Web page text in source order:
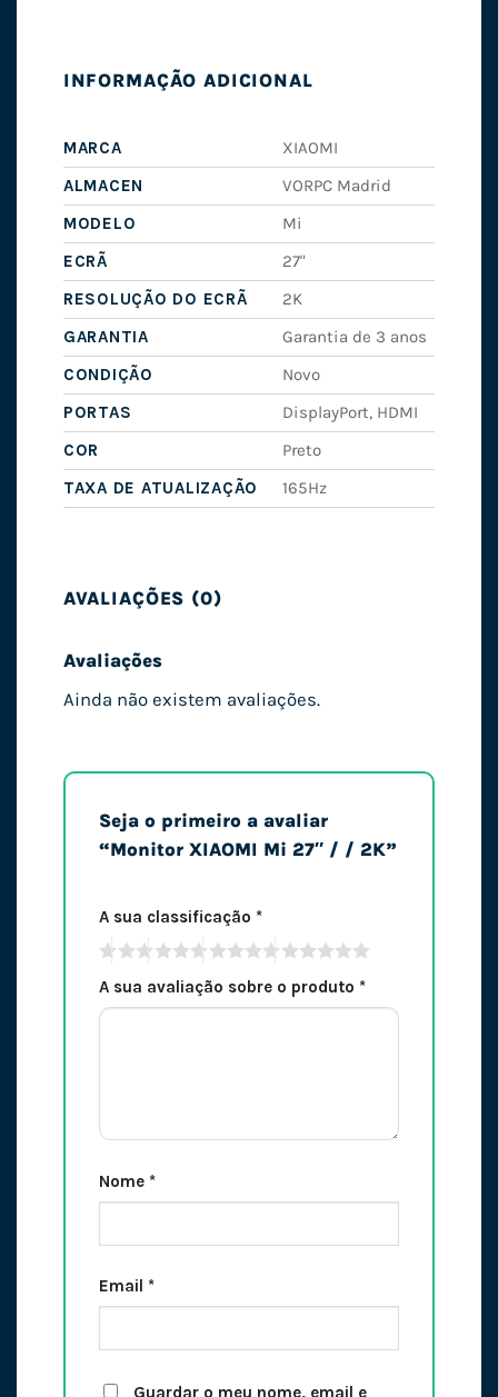
INFORMAÇÃO ADICIONAL
MARCA
XIAOMI
ALMACEN
VORPC Madrid
MODELO
Mi
ECRÃ
27"
RESOLUÇÃO DO ECRÃ
2K
GARANTIA
Garantia de 3 anos
CONDIÇÃO
Novo
PORTAS
DisplayPort, HDMI
COR
Preto
TAXA DE ATUALIZAÇÃO
165Hz
AVALIAÇÕES (0)
Avaliações
Ainda não existem avaliações.
Seja o primeiro a avaliar
“Monitor XIAOMI Mi 27″ / / 2K”
A sua classificação *
A sua avaliação sobre o produto *
Nome *
Email *
Guardar o meu nome, email e